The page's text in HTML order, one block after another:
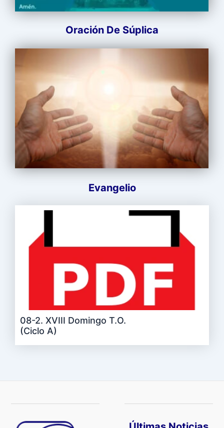
Oración De Súplica
Evangelio
08-2. XVIII Domingo T.O.
(Ciclo A)